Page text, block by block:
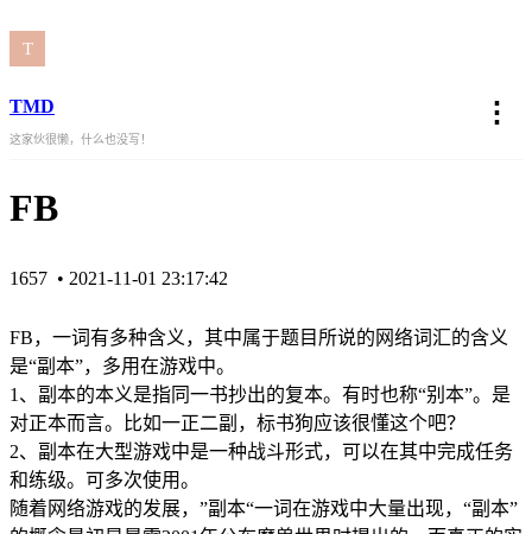
TMD ⋮
这家伙很懒，什么也没写！
FB
1657 • 2021-11-01 23:17:42
FB，一词有多种含义，其中属于题目所说的网络词汇的含义
是“副本”，多用在游戏中。
1、副本的本义是指同一书抄出的复本。有时也称“别本”。是
对正本而言。比如一正二副，标书狗应该很懂这个吧？
2、副本在大型游戏中是一种战斗形式，可以在其中完成任务
和练级。可多次使用。
随着网络游戏的发展，”副本“一词在游戏中大量出现，“副本”